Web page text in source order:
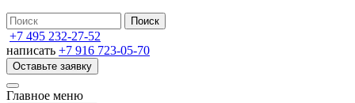
+7 495 232-27-52
написать +7 916 723-05-70
Оставьте заявку
Главное меню